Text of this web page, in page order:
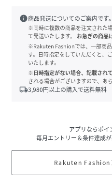
info商品発送についてのご案内です。
※同時に複数の商品を注文された
て発送いたします。
お急ぎの商品
※Rakuten Fashionでは、一部商
す。日時指定をしていただくと、
いたします。
※日時指定がない場合、記載され
される場合がございますので、あ
local_shipping3,980円以上の購入で送料無料
アプリならポイ
毎月エントリー＆条件達成が
Rakuten Fashion